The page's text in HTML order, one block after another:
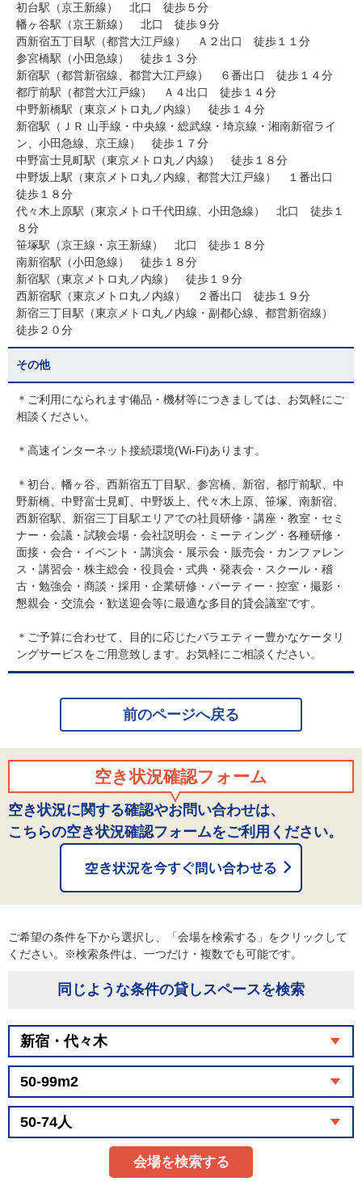
初台駅（京王新線） 北口 徒歩５分
幡ヶ谷駅（京王新線） 北口 徒歩９分
西新宿五丁目駅（都営大江戸線） Ａ２出口 徒歩１１分
参宮橋駅（小田急線） 徒歩１３分
新宿駅（都営新宿線、都営大江戸線） ６番出口 徒歩１４分
都庁前駅（都営大江戸線） Ａ４出口 徒歩１４分
中野新橋駅（東京メトロ丸ノ内線） 徒歩１４分
新宿駅（ＪＲ 山手線・中央線・総武線・埼京線・湘南新宿ライ
ン、小田急線、京王線） 徒歩１７分
中野富士見町駅（東京メトロ丸ノ内線） 徒歩１８分
中野坂上駅（東京メトロ丸ノ内線、都営大江戸線） １番出口
徒歩１８分
代々木上原駅（東京メトロ千代田線、小田急線） 北口 徒歩１
８分
笹塚駅（京王線・京王新線） 北口 徒歩１８分
南新宿駅（小田急線） 徒歩１８分
新宿駅（東京メトロ丸ノ内線） 徒歩１９分
西新宿駅（東京メトロ丸ノ内線） ２番出口 徒歩１９分
新宿三丁目駅（東京メトロ丸ノ内線・副都心線、都営新宿線）
徒歩２０分
その他
＊ご利用になられます備品・機材等につきましては、お気軽にご
相談ください。
＊高速インターネット接続環境(Wi-Fi)あります。
＊初台、幡ヶ谷、西新宿五丁目駅、参宮橋、新宿、都庁前駅、中
野新橋、中野富士見町、中野坂上、代々木上原、笹塚、南新宿、
西新宿駅、新宿三丁目駅エリアでの社員研修・講座・教室・セミ
ナー・会議・試験会場・会社説明会・ミーティング・各種研修・
面接・会合・イベント・講演会・展示会・販売会・カンファレン
ス・講習会・株主総会・役員会・式典・発表会・スクール・稽
古・勉強会・商談・採用・企業研修・パーティー・控室・撮影・
懇親会・交流会・歓送迎会等に最適な多目的貸会議室です。
＊ご予算に合わせて、目的に応じたバラエティー豊かなケータリ
ングサービスをご用意致します。お気軽にご相談ください。
前のページへ戻る
空き状況確認フォーム
空き状況に関する確認やお問い合わせは、
こちらの空き状況確認フォームをご利用ください。
ご希望の条件を下から選択し、「会場を検索する」をクリックして
ください。※検索条件は、一つだけ・複数でも可能です。
同じような条件の貸しスペースを検索
会場を検索する